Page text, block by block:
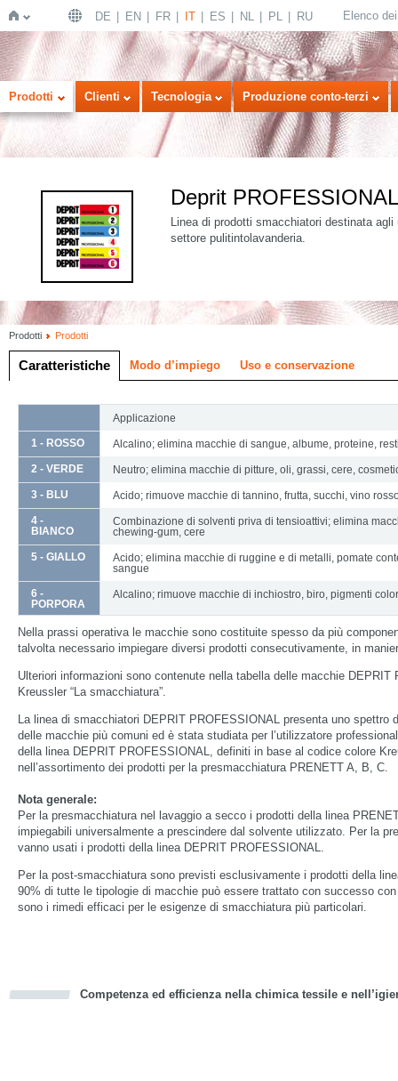
Home
DE EN FR IT ES NL PL RU Elenco
Prodotti Clienti Tecnologia Produzione conto-terzi
Deprit PROFESSIONAL
Linea di prodotti smacchiatori destinata
settore pulitintolavanderia.
Prodotti Prodotti
Caratteristiche Modo d’impiego Uso e conservazione
Applicazione
1 - ROSSO
Alcalino; elimina macchie di sangue, albume, proteine,
2 - VERDE
Neutro; elimina macchie di pitture, oli, grassi, cere,
3 - BLU
Acido; rimuove macchie di tannino, frutta, succhi, vino
4 -
BIANCO
Combinazione di solventi priva di tensioattivi; elimina
chewing-gum, cere
5 - GIALLO
Acido; elimina macchie di ruggine e di metalli, pomate
sangue
6 -
PORPORA
Alcalino; rimuove macchie di inchiostro, biro, pigmenti
Nella prassi operativa le macchie sono costituite spesso da più
talvolta necessario impiegare diversi prodotti consecutivamente, in
Ulteriori informazioni sono contenute nella tabella delle macchie DEPRIT
Kreussler “La smacchiatura”.
La linea di smacchiatori DEPRIT PROFESSIONAL presenta uno spettro
delle macchie più comuni ed è stata studiata per l’utilizzatore
della linea DEPRIT PROFESSIONAL, definiti in base al codice colore
nell’assortimento dei prodotti per la presmacchiatura PRENETT A, B, C.
Nota generale:
Per la presmacchiatura nel lavaggio a secco i prodotti della linea
impiegabili universalmente a prescindere dal solvente utilizzato. Per la
vanno usati i prodotti della linea DEPRIT PROFESSIONAL.
Per la post-smacchiatura sono previsti esclusivamente i prodotti della
90% di tutte le tipologie di macchie può essere trattato con successo
sono i rimedi efficaci per le esigenze di smacchiatura più particolari.
Competenza ed efficienza nella chimica tessile e